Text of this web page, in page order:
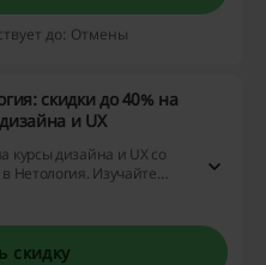
до: Отмены
скидки до 40% на
и UX
курсы дизайна и UX со
Нетология. Изучайте
скидку